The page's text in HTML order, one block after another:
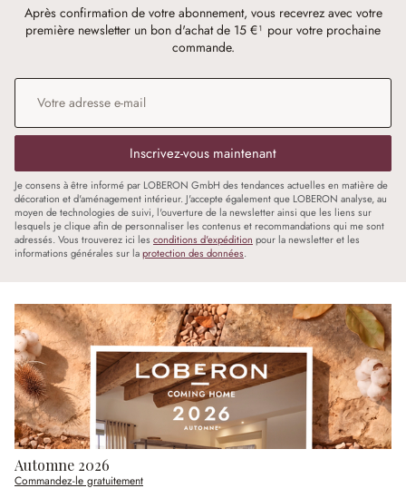
Après confirmation de votre abonnement, vous recevrez avec votre
première newsletter un bon d'achat de 15 €¹ pour votre prochaine
commande.
Adresse e-mail*
Inscrivez-vous maintenant
Je consens à être informé par LOBERON GmbH des tendances actuelles en matière de
décoration et d'aménagement intérieur. J'accepte également que LOBERON analyse, au
moyen de technologies de suivi, l'ouverture de la newsletter ainsi que les liens sur
lesquels je clique afin de personnaliser les contenus et recommandations qui me sont
adressés. Vous trouverez ici les conditions d'expédition pour la newsletter et les
informations générales sur laprotection des données.
Automne 2026
Commandez-le gratuitement